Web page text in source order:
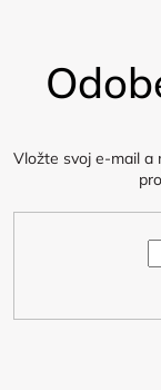
Vložte svoj e-mail a